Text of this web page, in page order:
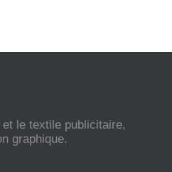
le textile publicitaire,
graphique.